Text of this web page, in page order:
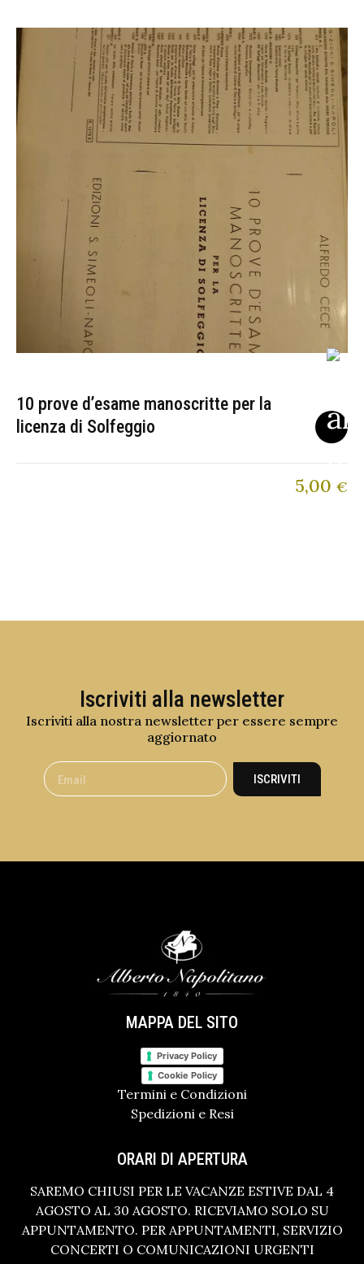
10 prove d’esame manoscritte per la
licenza di Solfeggio
5,00 €
Iscriviti alla newsletter
Iscriviti alla nostra newsletter per essere sempre
aggiornato
ISCRIVITI
MAPPA DEL SITO
Privacy Policy
Cookie Policy
Termini e Condizioni
Spedizioni e Resi
ORARI DI APERTURA
SAREMO CHIUSI PER LE VACANZE ESTIVE DAL 4
AGOSTO AL 30 AGOSTO. RICEVIAMO SOLO SU
APPUNTAMENTO. PER APPUNTAMENTI, SERVIZIO
CONCERTI O COMUNICAZIONI URGENTI